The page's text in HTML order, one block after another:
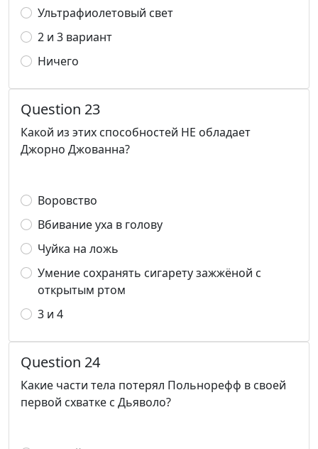
Ультрафиолетовый свет
2 и 3 вариант
Ничего
Question 23
Какой из этих способностей НЕ обладает
Джорно Джованна?
Воровство
Вбивание уха в голову
Чуйка на ложь
Умение сохранять сигарету зажжёной с
открытым ртом
3 и 4
Question 24
Какие части тела потерял Польнорефф в своей
первой схватке с Дьяволо?